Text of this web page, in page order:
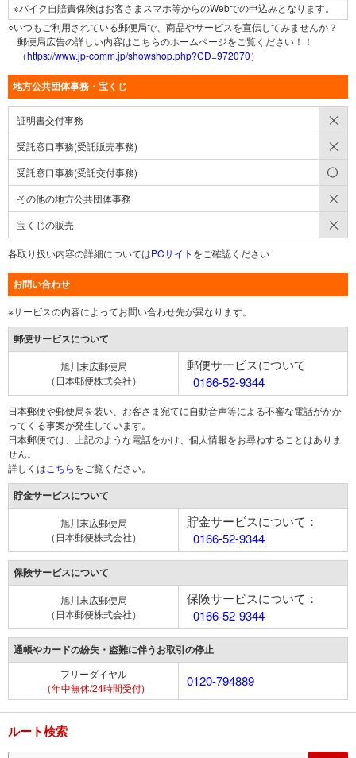
※バイク自賠責保険はお客さまスマホ等からのWebでの申込みとなります。
○いつもご利用されている郵便局で、商品やサービスを宣伝してみませんか？
郵便局広告の詳しい内容はこちらのホームページをご覧ください！！
（https://www.jp-comm.jp/showshop.php?CD=972070）
地方公共団体事務・宝くじ
証明書交付事務
受託窓口事務(受託販売事務)
受託窓口事務(受託交付事務)
その他の地方公共団体事務
宝くじの販売
各取り扱い内容の詳細についてはPCサイト をご確認ください
お問い合わせ
※サービスの内容によってお問い合わせ先が異なります。
郵便サービスについて
旭川末広郵便局
（日本郵便株式会社）
郵便サービスについて
0166-52-9344
日本郵便や郵便局を装い、お客さま宛てに自動音声等による不審な電話がかか
ってくる事案が発生しています。
日本郵便では、上記のような電話をかけ、個人情報をお尋ねすることはありま
せん。
詳しくは こちらをご覧ください。
貯金サービスについて
旭川末広郵便局
（日本郵便株式会社）
貯金サービスについて：
0166-52-9344
保険サービスについて
旭川末広郵便局
（日本郵便株式会社）
保険サービスについて：
0166-52-9344
通帳やカードの紛失・盗難に伴うお取引の停止
フリーダイヤル
（年中無休/24時間受付)
0120-794889
ルート検索